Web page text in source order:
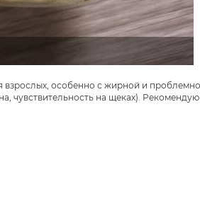
взрослых, особенно с жирной и
чувствительность на щеках). Рекомендую